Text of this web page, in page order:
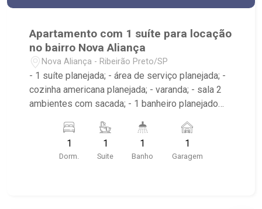
Apartamento com 1 suíte para locação
no bairro Nova Aliança
Nova Aliança - Ribeirão Preto/SP
- 1 suíte planejada; - área de serviço planejada; -
cozinha americana planejada; - varanda; - sala 2
ambientes com sacada; - 1 banheiro planejado
Shopping, UNIP, Pizzaria Verace;
1
Dorm.
1
Suite
1
Banho
1
Garagem